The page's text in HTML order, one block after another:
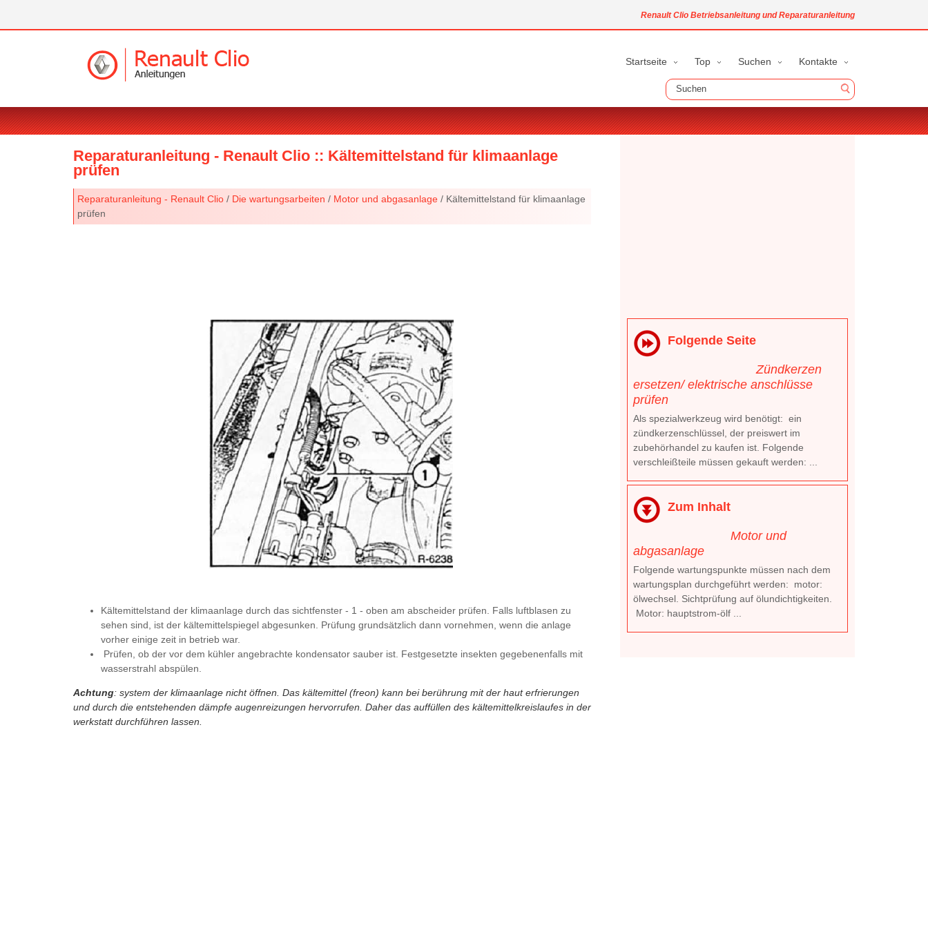
Renault Clio Betriebsanleitung und Reparaturanleitung
Startseite Top Suchen Kontakte
Reparaturanleitung - Renault Clio :: Kältemittelstand für klimaanlage
prüfen
Reparaturanleitung - Renault Clio / Die wartungsarbeiten / Motor und abgasanlage / Kältemittelstand für klimaanlage
prüfen
Kältemittelstand der klimaanlage durch das sichtfenster - 1 - oben am abscheider prüfen. Falls luftblasen zu
sehen sind, ist der kältemittelspiegel abgesunken. Prüfung grundsätzlich dann vornehmen, wenn die anlage
vorher einige zeit in betrieb war.
Prüfen, ob der vor dem kühler angebrachte kondensator sauber ist. Festgesetzte insekten gegebenenfalls mit
wasserstrahl abspülen.
Achtung: system der klimaanlage nicht öffnen. Das kältemittel (freon) kann bei berührung mit der haut erfrierungen
und durch die entstehenden dämpfe augenreizungen hervorrufen. Daher das auffüllen des kältemittelkreislaufes in der
werkstatt durchführen lassen.
Folgende Seite
Zündkerzen
ersetzen/ elektrische anschlüsse
prüfen
Als spezialwerkzeug wird benötigt: ein
zündkerzenschlüssel, der preiswert im
zubehörhandel zu kaufen ist. Folgende
verschleißteile müssen gekauft werden: ...
Zum Inhalt
Motor und
abgasanlage
Folgende wartungspunkte müssen nach dem
wartungsplan durchgeführt werden: motor:
ölwechsel. Sichtprüfung auf ölundichtigkeiten.
Motor: hauptstrom-ölf ...